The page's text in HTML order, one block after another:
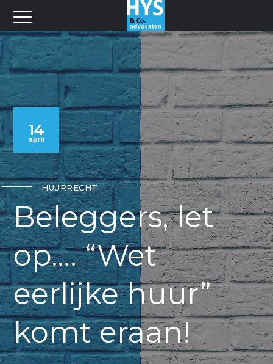
14
april
HUURRECHT
Beleggers, let
op…. “Wet
eerlijke huur”
komt eraan!